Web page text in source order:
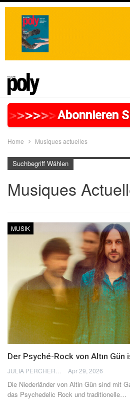
>>>>>>>>>>>>>>
Abonnieren
Home Musiques actuelles
Suchbegriff Wählen
Musiques
MUSIK
Der Psyché-Rock von Altın
Apr 29, 2026
Die Niederländer von Altin Gün sind mit
das Psychedelic Rock und traditionelle…